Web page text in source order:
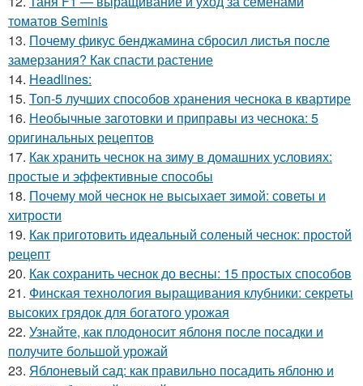
томатов Seminis
13. Почему фикус бенджамина сбросил листья после
замерзания? Как спасти растение
14. Headlines:
15. Топ-5 лучших способов хранения чеснока в квартире
16. Необычные заготовки и приправы из чеснока: 5
оригинальных рецептов
17. Как хранить чеснок на зиму в домашних условиях:
простые и эффективные способы
18. Почему мой чеснок не высыхает зимой: советы и
хитрости
19. Как приготовить идеальный соленый чеснок: простой
рецепт
20. Как сохранить чеснок до весны: 15 простых способов
21. Финская технология выращивания клубники: секреты
высоких грядок для богатого урожая
22. Узнайте, как плодоносит яблоня после посадки и
получите большой урожай
23. Яблоневый сад: как правильно посадить яблоню и